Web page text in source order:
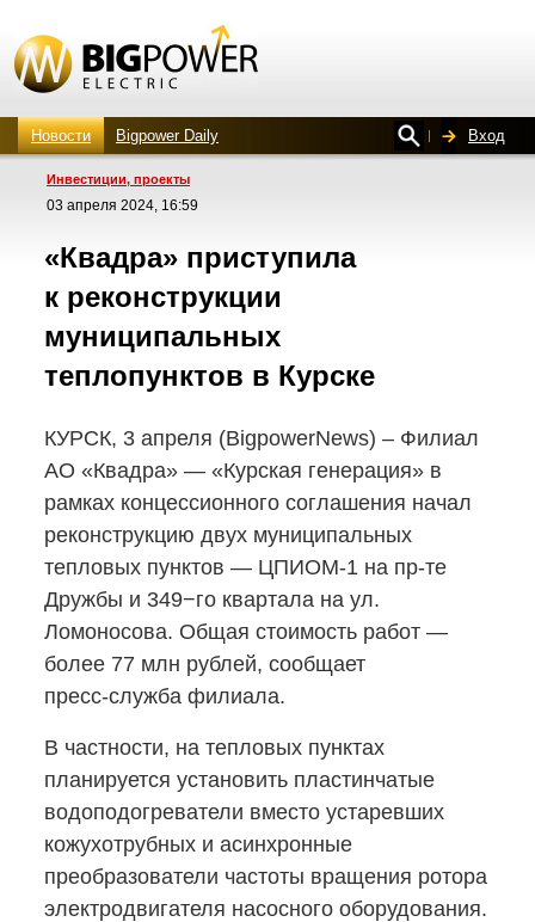
Новости Bigpower Daily Вход
Инвестиции, проекты
03 апреля 2024, 16:59
«Квадра» приступила
к реконструкции
муниципальных
теплопунктов в Курске
КУРСК, 3 апреля (BigpowerNews) – Филиал
АО «Квадра» — «Курская генерация» в
рамках концессионного соглашения начал
реконструкцию двух муниципальных
тепловых пунктов — ЦПИОМ-1 на пр-те
Дружбы и 349−го квартала на ул.
Ломоносова. Общая стоимость работ —
более 77 млн рублей, сообщает
пресс-служба филиала.
В частности, на тепловых пунктах
планируется установить пластинчатые
водоподогреватели вместо устаревших
кожухотрубных и асинхронные
преобразователи частоты вращения ротора
электродвигателя насосного оборудования.